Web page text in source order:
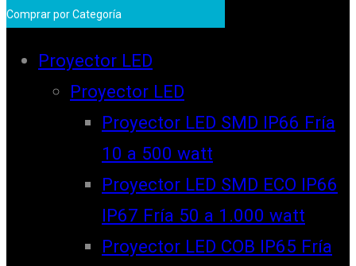
Comprar por Categoría
Proyector LED
Proyector LED
Proyector LED SMD IP66 Fría
10 a 500 watt
Proyector LED SMD ECO IP66
IP67 Fría 50 a 1.000 watt
Proyector LED COB IP65 Fría